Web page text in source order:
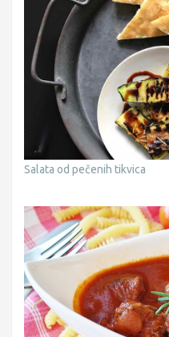
Salata od pečenih tikvica